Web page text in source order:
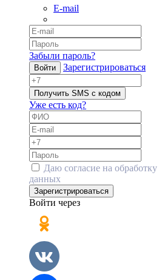
E-mail
Забыли пароль?
Войти Зарегистрироваться
Получить SMS с кодом
Уже есть код?
Даю согласие на обработку
данных
Зарегистрироваться
Войти через